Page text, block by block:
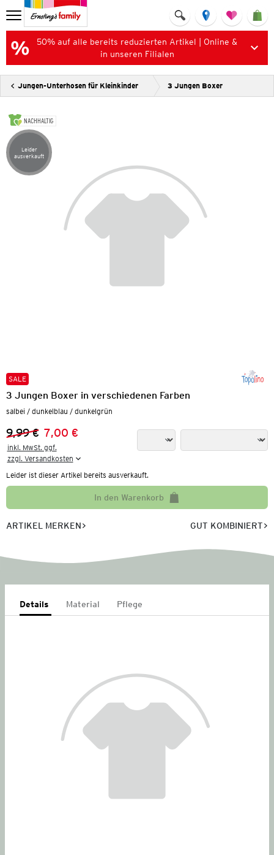
50% auf alle bereits reduzierten Artikel | Online &
in unseren Filialen
Jungen-Unterhosen für Kleinkinder 3 Jungen Boxer
NACHHALTIG
Artikel leider ausverkauft
Leider
ausverkauft
SALE
3 Jungen Boxer in verschiedenen Farben
salbei / dunkelblau / dunkelgrün
Vorheriger Preis:
9,99 €
Neuer Preis:
7,00 €
inkl. MwSt. ggf.
zzgl. Versandkosten
Leider ist dieser Artikel bereits ausverkauft.
In den Warenkorb
ARTIKEL MERKEN GUT KOMBINIERT
Details Material Pflege